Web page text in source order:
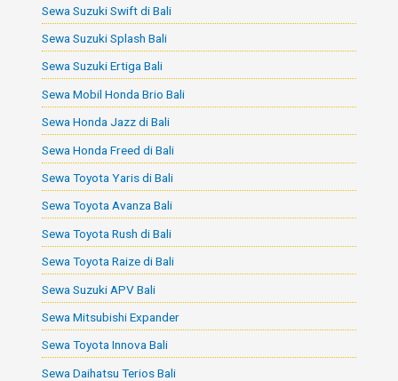
Sewa Suzuki Swift di Bali
Sewa Suzuki Splash Bali
Sewa Suzuki Ertiga Bali
Sewa Mobil Honda Brio Bali
Sewa Honda Jazz di Bali
Sewa Honda Freed di Bali
Sewa Toyota Yaris di Bali
Sewa Toyota Avanza Bali
Sewa Toyota Rush di Bali
Sewa Toyota Raize di Bali
Sewa Suzuki APV Bali
Sewa Mitsubishi Expander
Sewa Toyota Innova Bali
Sewa Daihatsu Terios Bali